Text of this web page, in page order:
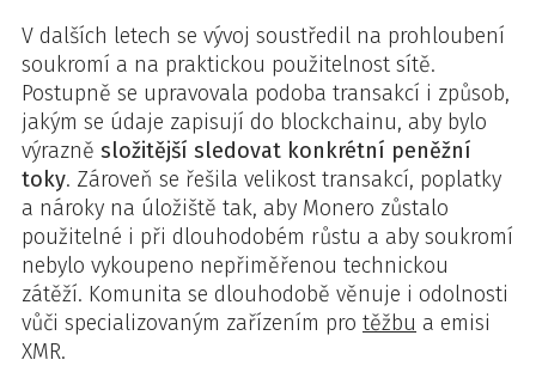
V dalších letech se vývoj soustředil na prohloubení
soukromí a na praktickou použitelnost sítě.
Postupně se upravovala podoba transakcí i způsob,
jakým se údaje zapisují do blockchainu, aby bylo
výrazně složitější sledovat konkrétní peněžní
toky. Zároveň se řešila velikost transakcí, poplatky
a nároky na úložiště tak, aby Monero zůstalo
použitelné i při dlouhodobém růstu a aby soukromí
nebylo vykoupeno nepřiměřenou technickou
zátěží. Komunita se dlouhodobě věnuje i odolnosti
vůči specializovaným zařízením pro těžbu a emisi
XMR.